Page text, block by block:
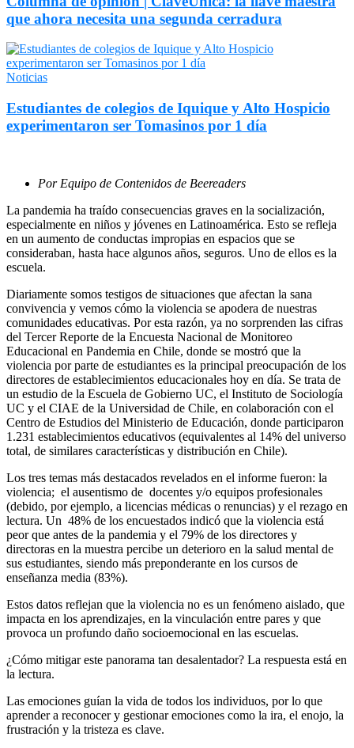
que ahora necesita una segunda cerradura
Noticias
Estudiantes de colegios de Iquique y Alto Hospicio
experimentaron ser Tomasinos por 1 día
Por Equipo de Contenidos de Beereaders
La pandemia ha traído consecuencias graves en la socialización,
especialmente en niños y jóvenes en Latinoamérica. Esto se refleja
en un aumento de conductas impropias en espacios que se
consideraban, hasta hace algunos años, seguros. Uno de ellos es la
escuela.
Diariamente somos testigos de situaciones que afectan la sana
convivencia y vemos cómo la violencia se apodera de nuestras
comunidades educativas. Por esta razón, ya no sorprenden las cifras
del Tercer Reporte de la Encuesta Nacional de Monitoreo
Educacional en Pandemia en Chile, donde se mostró que la
violencia por parte de estudiantes es la principal preocupación de los
directores de establecimientos educacionales hoy en día. Se trata de
un estudio de la Escuela de Gobierno UC, el Instituto de Sociología
UC y el CIAE de la Universidad de Chile, en colaboración con el
Centro de Estudios del Ministerio de Educación, donde participaron
1.231 establecimientos educativos (equivalentes al 14% del universo
total, de similares características y distribución en Chile).
Los tres temas más destacados revelados en el informe fueron: la
violencia; el ausentismo de docentes y/o equipos profesionales
(debido, por ejemplo, a licencias médicas o renuncias) y el rezago en
lectura. Un 48% de los encuestados indicó que la violencia está
peor que antes de la pandemia y el 79% de los directores y
directoras en la muestra percibe un deterioro en la salud mental de
sus estudiantes, siendo más preponderante en los cursos de
enseñanza media (83%).
Estos datos reflejan que la violencia no es un fenómeno aislado, que
impacta en los aprendizajes, en la vinculación entre pares y que
provoca un profundo daño socioemocional en las escuelas.
¿Cómo mitigar este panorama tan desalentador? La respuesta está en
la lectura.
Las emociones guían la vida de todos los individuos, por lo que
aprender a reconocer y gestionar emociones como la ira, el enojo, la
frustración y la tristeza es clave.